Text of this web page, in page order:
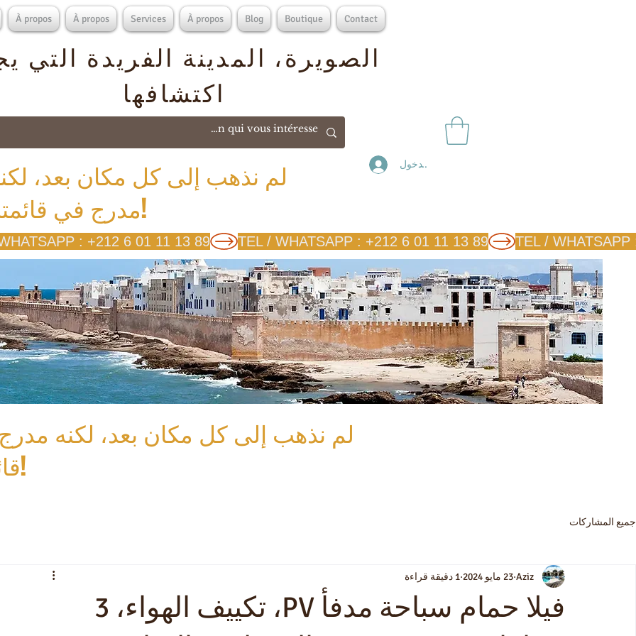
À propos À propos Services À propos Blog Boutique Contact
الصويرة، المدينة الفريدة التي
اكتشافها
لم نذهب إلى كل مكان بعد،
مدرج في قائمتنا!
تسجيل الدخول
لم نذهب إلى كل مكان بعد، لكنه
قائمتنا!
جميع المشاركات
فيلا حمام سباحة مدفأ PV، تكييف الهواء، 3
Aziz 23 مايو 2024 1 دقيقة قراءة